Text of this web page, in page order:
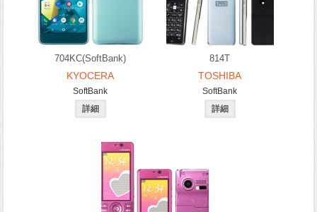
704KC(SoftBank)
KYOCERA
SoftBank
814T
TOSHIBA
SoftBank